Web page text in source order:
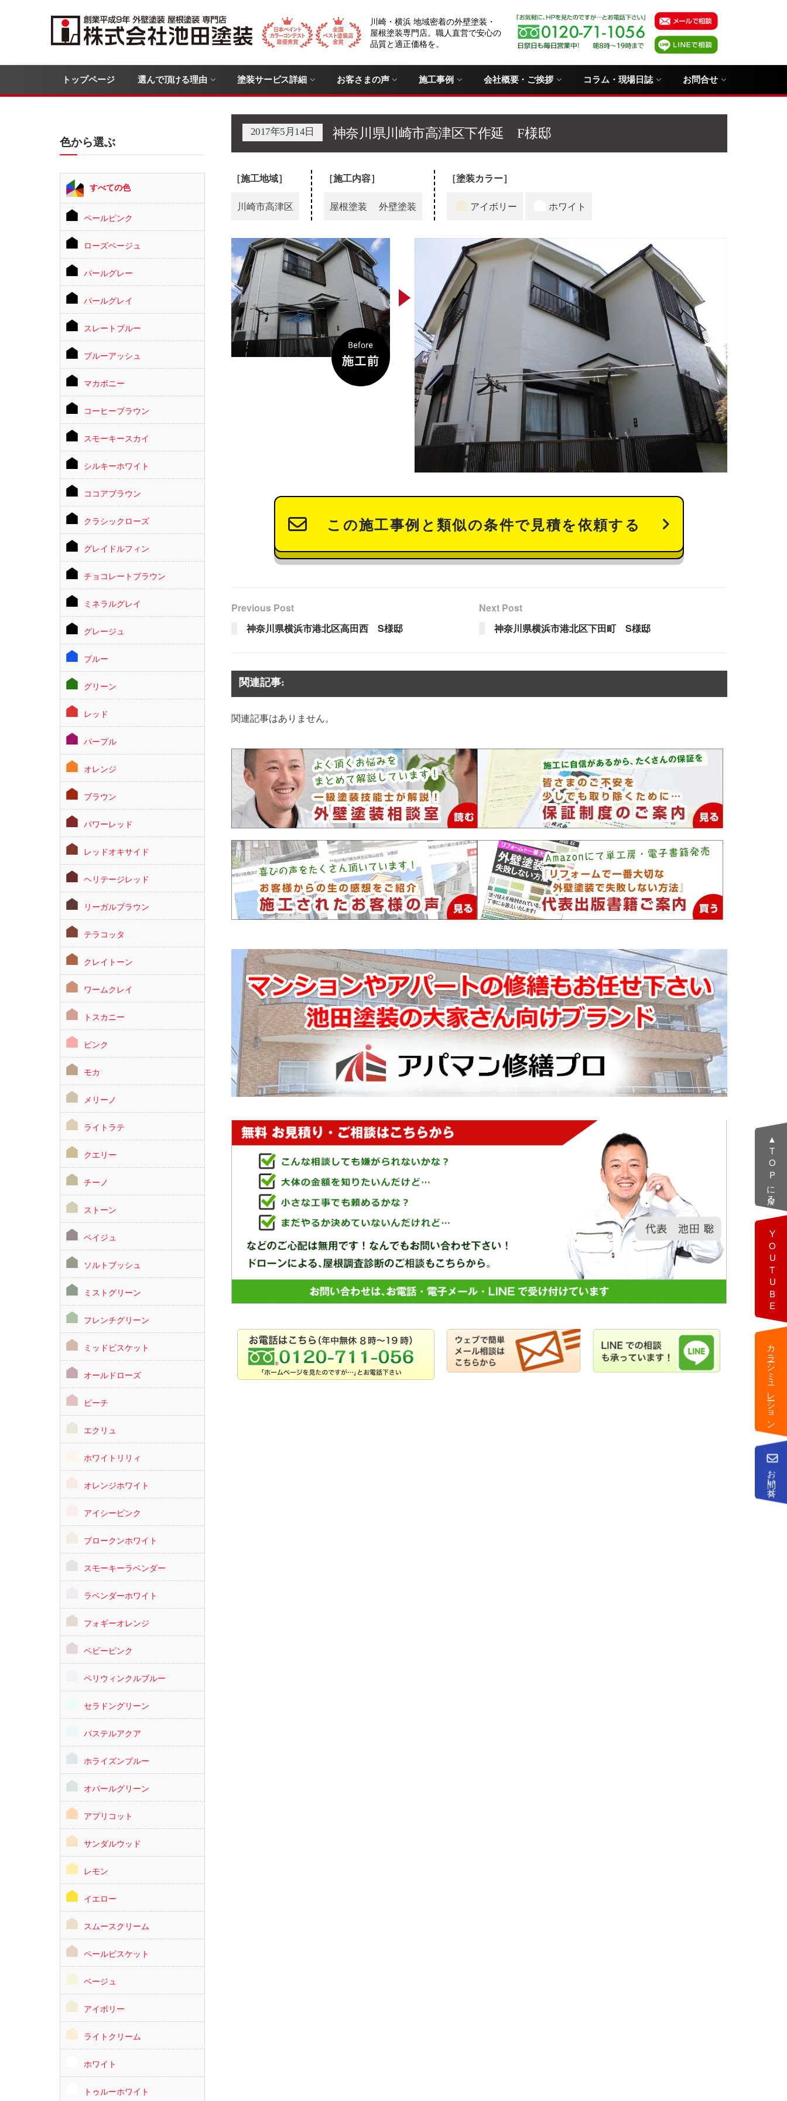
川崎・横浜 地域密着の外壁塗装・
屋根塗装専門店。職人直営で安心の
品質と適正価格を。
トップページ 選んで頂ける理由 塗装サービス詳細 お客さまの声 施工事例 会社概要・ご挨拶 コラム・現場日誌 お問合せ
2017年5月14日 神奈川県川崎市高津区下作延 F様邸
［施工地域］
川崎市高津区
［施工内容］
屋根塗装 外壁塗装
［塗装カラー］
アイボリー ホワイト
この施工事例と類似の条件で見積を依頼する
Previous Post
神奈川県横浜市港北区高田西 S様邸
Next Post
神奈川県横浜市港北区下田町 S様邸
関連記事:
関連記事はありません。
色から選ぶ
すべての色
ペールピンク
ローズベージュ
パールグレー
パールグレイ
スレートブルー
ブルーアッシュ
マカボニー
コーヒーブラウン
スモーキースカイ
シルキーホワイト
ココアブラウン
クラシックローズ
グレイドルフィン
チョコレートブラウン
ミネラルグレイ
グレージュ
ブルー
グリーン
レッド
パープル
オレンジ
ブラウン
パワーレッド
レッドオキサイド
ヘリテージレッド
リーガルブラウン
テラコッタ
クレイトーン
ワームクレイ
トスカニー
ピンク
モカ
メリーノ
ライトラテ
クエリー
チーノ
ストーン
ベイジュ
ソルトブッシュ
ミストグリーン
フレンチグリーン
ミッドビスケット
オールドローズ
ピーチ
エクリュ
ホワイトリリィ
オレンジホワイト
アイシーピンク
ブロークンホワイト
スモーキーラベンダー
ラベンダーホワイト
フォギーオレンジ
ベビーピンク
ペリウィンクルブルー
セラドングリーン
パステルアクア
ホライズンブルー
オパールグリーン
アプリコット
サンダルウッド
レモン
イエロー
スムースクリーム
ペールビスケット
ベージュ
アイボリー
ライトクリーム
ホワイト
トゥルーホワイト
▲TOPに戻る
YOUTUBE
カラーシミュレーション
お問い合せ